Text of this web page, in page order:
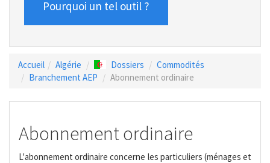
Pourquoi un tel outil ?
Accueil Algérie Dossiers
Commodités
Branchement AEP
Abonnement ordinaire
Abonnement ordinaire
L'abonnement ordinaire concerne les particuliers (ménages et